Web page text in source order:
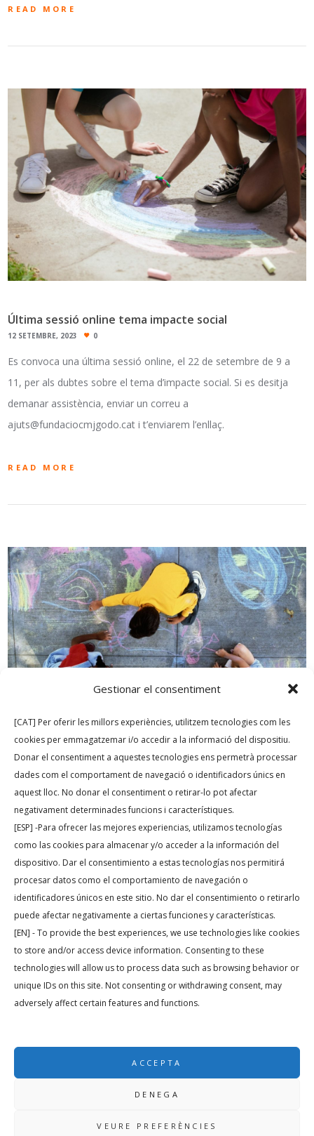
Gestionar el consentiment
[CAT] Per oferir les millors experiències, utilitzem tecnologies com les
cookies per emmagatzemar i/o accedir a la informació del dispositiu.
Donar el consentiment a aquestes tecnologies ens permetrà processar
dades com el comportament de navegació o identificadors únics en
aquest lloc. No donar el consentiment o retirar-lo pot afectar
negativament determinades funcions i característiques.
[ESP] -Para ofrecer las mejores experiencias, utilizamos tecnologías
como las cookies para almacenar y/o acceder a la información del
dispositivo. Dar el consentimiento a estas tecnologías nos permitirá
procesar datos como el comportamiento de navegación o
identificadores únicos en este sitio. No dar el consentimiento o retirarlo
puede afectar negativamente a ciertas funciones y características.
[EN] - To provide the best experiences, we use technologies like cookies
to store and/or access device information. Consenting to these
technologies will allow us to process data such as browsing behavior or
unique IDs on this site. Not consenting or withdrawing consent, may
adversely affect certain features and functions.
ACCEPTA
DENEGA
VEURE PREFERÈNCIES
READ MORE
Última sessió online tema impacte social
12 SETEMBRE, 2023 0
Es convoca una última sessió online, el 22 de setembre de 9 a
11, per als dubtes sobre el tema d’impacte social. Si es desitja
demanar assistència, enviar un correu a
ajuts@fundaciocmjgodo.cat i t’enviarem l’enllaç.
READ MORE
Convocatòria d’ajuts del 2023
3 JULIOL, 2023 0
1. PRESENTACIÓ La missió de la Fundació CMJ Godó és vetllar
pels grups de nens, joves i gent gran en risc d’exclusió social, fent
activitats de caràcters benèfic i social dirigits a aquests sectors.
Per al compliment d’aquesta missió, la Fundació ha establert
com un dels seus objectius per als propers anys aconseguir un
impacte…
READ MORE